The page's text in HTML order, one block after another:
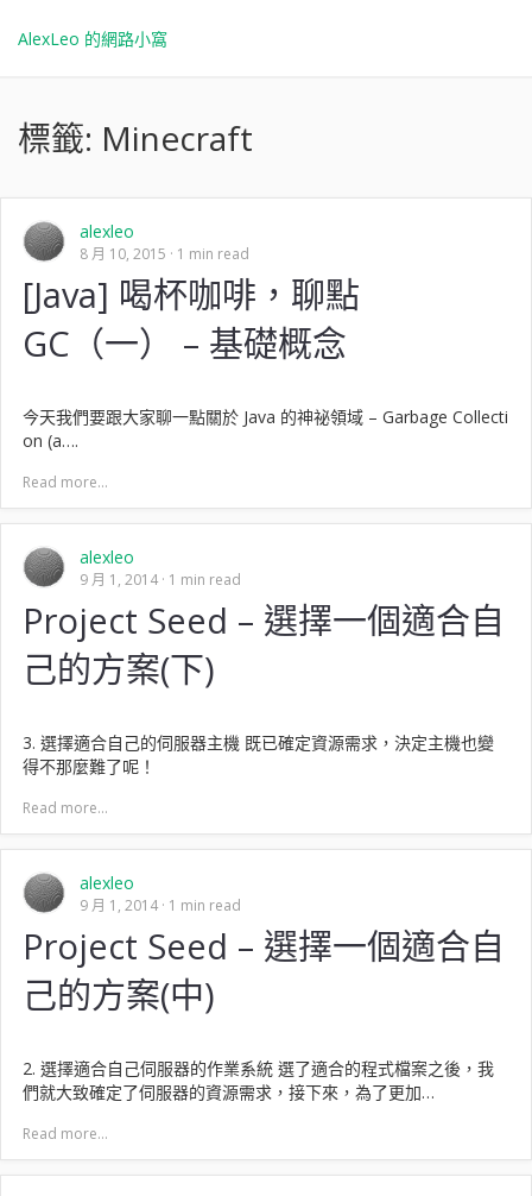
AlexLeo 的網路小窩
標籤: Minecraft
alexleo
8 月 10, 2015 1 min read
[Java] 喝杯咖啡，聊點
GC（一） – 基礎概念
今天我們要跟大家聊一點關於 Java 的神祕領域 – Garbage Collecti
on (a….
Read more...
alexleo
9 月 1, 2014 1 min read
Project Seed – 選擇一個適合自
己的方案(下)
3. 選擇適合自己的伺服器主機 既已確定資源需求，決定主機也變
得不那麼難了呢！
Read more...
alexleo
9 月 1, 2014 1 min read
Project Seed – 選擇一個適合自
己的方案(中)
2. 選擇適合自己伺服器的作業系統 選了適合的程式檔案之後，我
們就大致確定了伺服器的資源需求，接下來，為了更加…
Read more...